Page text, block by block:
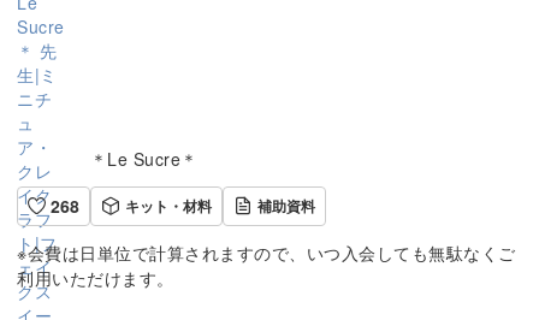
＊Le Sucre＊
268
キット・材料 補助資料
※会費は日単位で計算されますので、いつ入会しても無駄なくご
利用いただけます。